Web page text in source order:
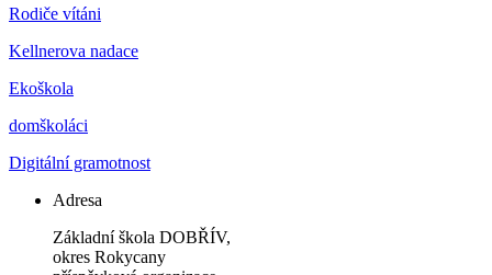
Rodiče vítáni
Kellnerova nadace
Ekoškola
domškoláci
Digitální gramotnost
Adresa
Základní škola DOBŘÍV,
okres Rokycany